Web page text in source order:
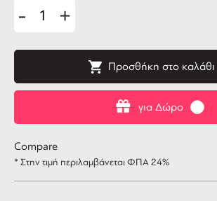
για Δώρο
- +
Προσθήκη στο καλάθι
Compare
* Στην τιμή περιλαμβάνεται ΦΠΑ 24%